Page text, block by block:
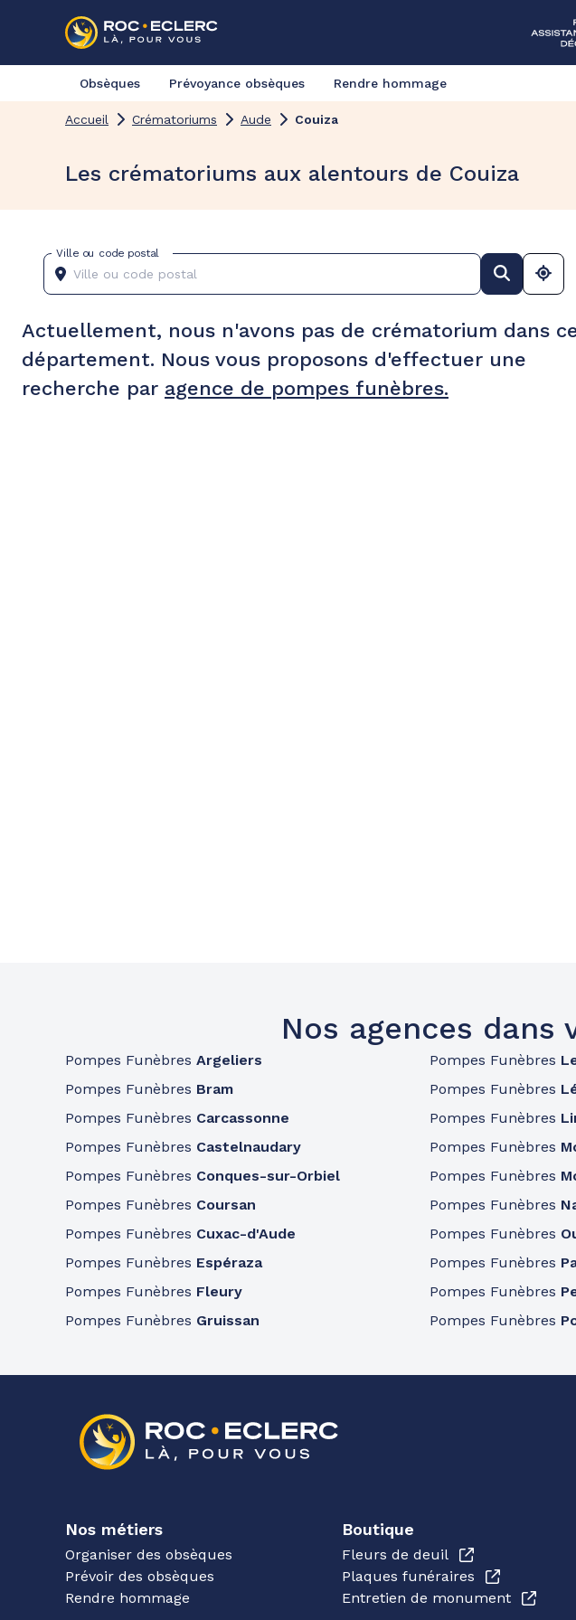
Obsèques Prévoyance obsèques Rendre hommage
Accueil Crématoriums Aude Couiza
Les crématoriums aux alentours de Couiza
Ville ou code postal
Actuellement, nous n'avons pas de crématorium dans
département. Nous vous proposons d'effectuer une
recherche par agence de pompes funèbres.
Nos agences
Pompes Funèbres Argeliers
Pompes Funèbres Bram
Pompes Funèbres Carcassonne
Pompes Funèbres Castelnaudary
Pompes Funèbres Conques-sur-Orbiel
Pompes Funèbres Coursan
Pompes Funèbres Cuxac-d'Aude
Pompes Funèbres Espéraza
Pompes Funèbres Fleury
Pompes Funèbres Gruissan
Pompes Funèbres
Pompes Funèbres
Pompes Funèbres
Pompes Funèbres
Pompes Funèbres
Pompes Funèbres
Pompes Funèbres
Pompes Funèbres
Pompes Funèbres
Pompes Funèbres
Nos métiers
Organiser des obsèques
Prévoir des obsèques
Rendre hommage
Boutique
Fleurs de deuil
Plaques funéraires
Entretien de monument